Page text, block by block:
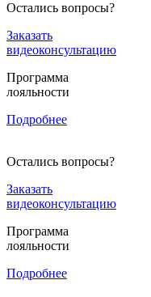
Остались вопросы?
Заказать
видеоконсультацию
Программа
лояльности
Подробнее
Остались вопросы?
Заказать
видеоконсультацию
Программа
лояльности
Подробнее